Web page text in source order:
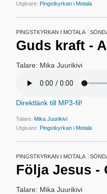
Utgivare:Pingstkyrkan i Motala
PINGSTKYRKAN I MOTALA
Guds kraft -
Talare: Mika Juurikivi
Direktlänk till MP3-fil!
Talare:Mika Juurikivi
Utgivare:Pingstkyrkan i Motala
PINGSTKYRKAN I MOTALA
Följa Jesus -
Talare: Mika Juurikivi